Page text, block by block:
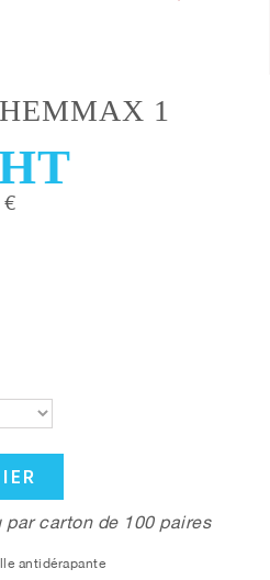
1
€
par carton de 100 paires
antidérapante